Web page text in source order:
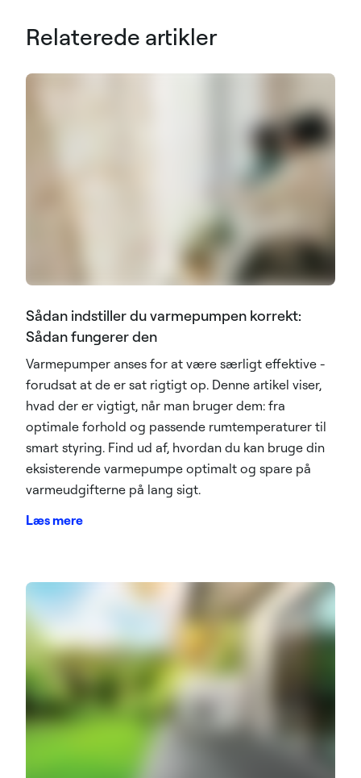
Relaterede artikler
Sådan indstiller du varmepumpen korrekt:
Sådan fungerer den
Varmepumper anses for at være særligt effektive -
forudsat at de er sat rigtigt op. Denne artikel viser,
hvad der er vigtigt, når man bruger dem: fra
optimale forhold og passende rumtemperaturer til
smart styring. Find ud af, hvordan du kan bruge din
eksisterende varmepumpe optimalt og spare på
varmeudgifterne på lang sigt.
Læs mere